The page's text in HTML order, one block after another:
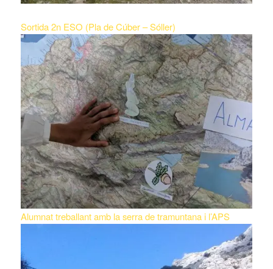
Sortida 2n ESO (Pla de Cúber – Sóller)
Alumnat treballant amb la serra de tramuntana i l’APS